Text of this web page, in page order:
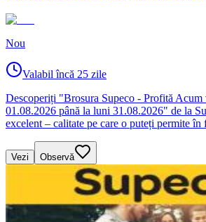
Nou
Valabil încă 25 zile
Descoperiți "Brosura Supeco - Profită Acum
01.08.2026 până la luni 31.08.2026" de la
excelent – calitate pe care o puteți permite în
Vezi Observă